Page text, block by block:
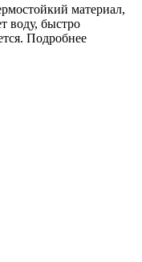
материал,
воду, быстро
Подробнее